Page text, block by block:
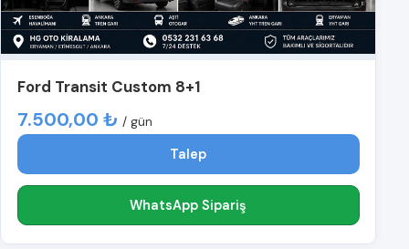
Ford Transit Custom 8+1
7.500,00 ₺ / gün
Talep
WhatsApp Sipariş